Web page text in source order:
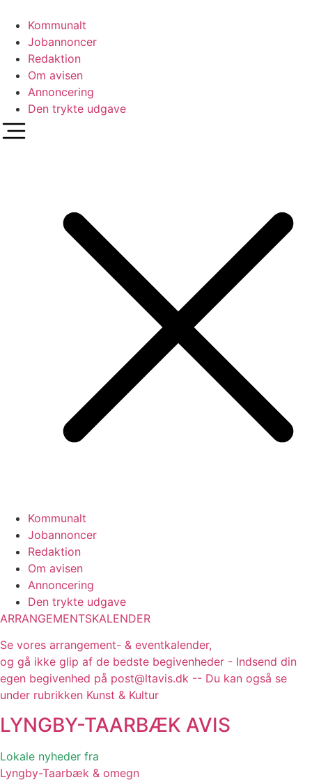
indhold
Kommunalt
Jobannoncer
Redaktion
Om avisen
Annoncering
Den trykte udgave
Kommunalt
Jobannoncer
Redaktion
Om avisen
Annoncering
Den trykte udgave
ARRANGEMENTSKALENDER
Se vores arrangement- & eventkalender,
og gå ikke glip af de bedste begivenheder - Indsend din
egen begivenhed på post@ltavis.dk -- Du kan også se
under rubrikken Kunst & Kultur
LYNGBY-TAARBÆK AVIS
Lokale nyheder fra
Lyngby-Taarbæk & omegn